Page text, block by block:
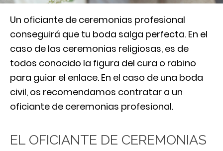
Un oficiante de ceremonias profesional
conseguirá que tu boda salga perfecta. En el
caso de las ceremonias religiosas, es de
todos conocido la figura del cura o rabino
para guiar el enlace. En el caso de una boda
civil, os recomendamos contratar a un
oficiante de ceremonias profesional.
EL OFICIANTE DE CEREMONIAS